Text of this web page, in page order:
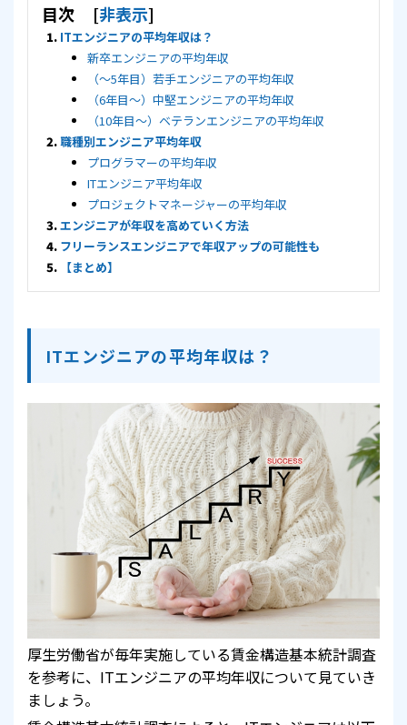
目次 [非表示]
ITエンジニアの平均年収は？
新卒エンジニアの平均年収
（～5年目）若手エンジニアの平均年収
（6年目～）中堅エンジニアの平均年収
（10年目～）ベテランエンジニアの平均年収
職種別エンジニア平均年収
プログラマーの平均年収
ITエンジニア平均年収
プロジェクトマネージャーの平均年収
エンジニアが年収を高めていく方法
フリーランスエンジニアで年収アップの可能性も
【まとめ】
ITエンジニアの平均年収は？
厚生労働省が毎年実施している賃金構造基本統計調査
を参考に、ITエンジニアの平均年収について見ていき
ましょう。